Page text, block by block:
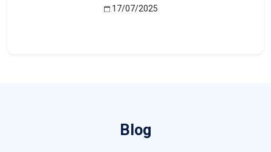
17/07/2025
Blog